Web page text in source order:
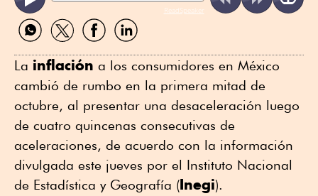
ReadSpeaker
Compartir
por
Compartir
por
Compartir
por
Compartir
por
La inflación a los consumidores en México
cambió de rumbo en la primera mitad de
octubre, al presentar una desaceleración luego
de cuatro quincenas consecutivas de
aceleraciones, de acuerdo con la información
divulgada este jueves por el Instituto Nacional
de Estadística y Geografía (Inegi).